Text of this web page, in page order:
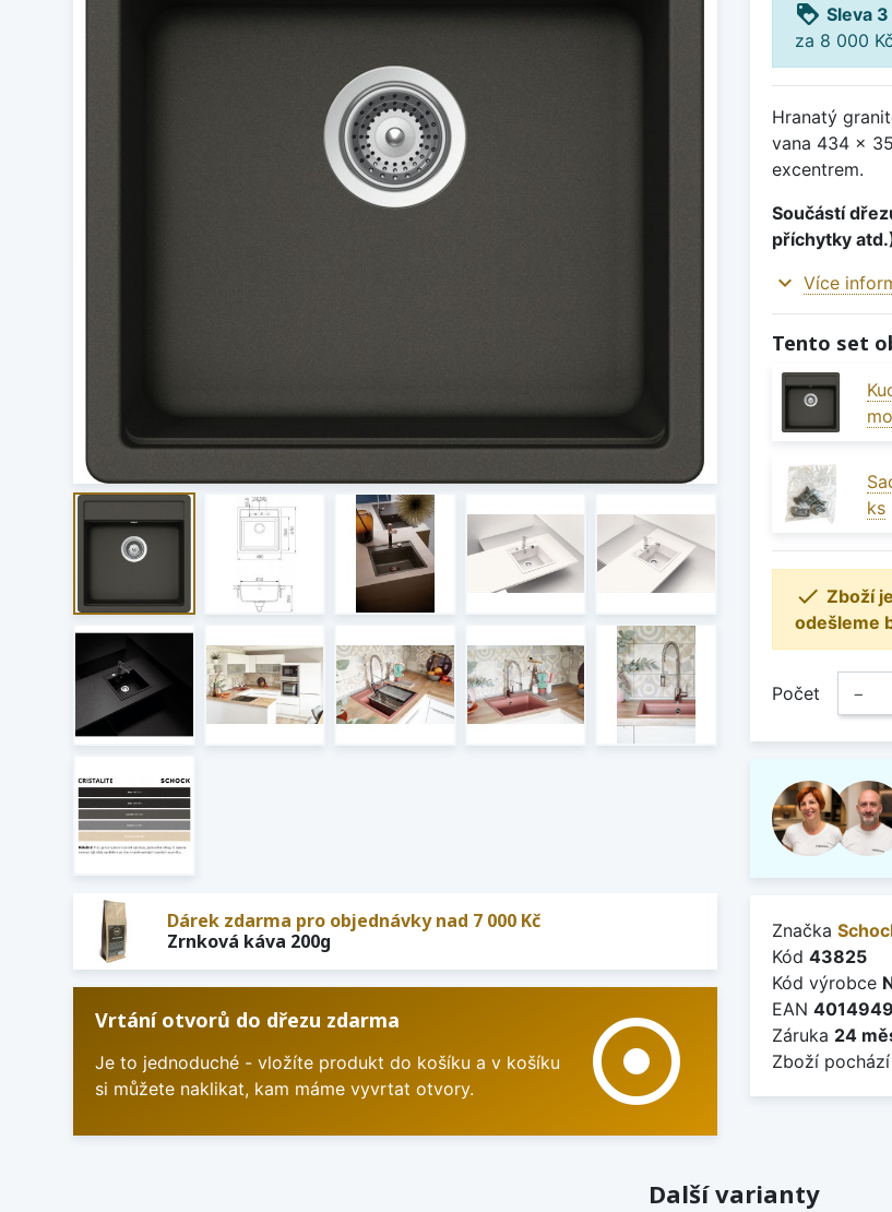
Dárek zdarma pro objednávky nad 7 000 Kč
Zrnková káva 200g
Vrtání otvorů do dřezu zdarma
Je to jednoduché - vložíte produkt do košíku a v košíku
si můžete naklikat, kam máme vyvrtat otvory.
adjust
loyalty Sleva
za 8 000
Hranatý
vana 434 x
excentrem.
Součástí
příchytky
expand_more Více
Tento set
ks
 Zboží
odešleme
Počet −
Značka
Kód 43825
Kód výrobce
EAN
Záruka 24
Zboží
Další varianty